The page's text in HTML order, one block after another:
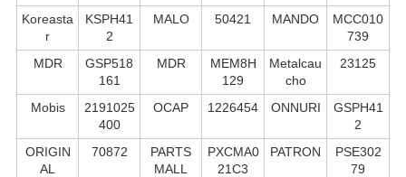
Koreasta
r
KSPH41
2
MALO 50421 MANDO
MCC010
739
MDR
GSP518
161
MDR
MEM8H
129
Metalcau
cho
23125
Mobis
2191025
400
OCAP 1226454 ONNURI
GSPH41
2
ORIGIN
AL
70872
PARTS
MALL
PXCMA0
21C3
PATRON
PSE302
79